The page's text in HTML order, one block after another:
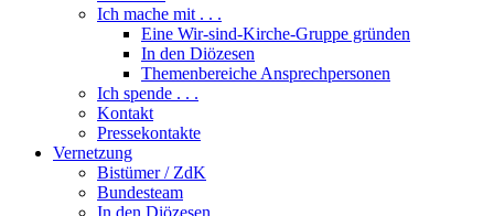
Ich mache mit . . .
Eine Wir-sind-Kirche-Gruppe gründen
In den Diözesen
Themenbereiche Ansprechpersonen
Ich spende . . .
Kontakt
Pressekontakte
Vernetzung
Bistümer / ZdK
Bundesteam
In den Diözesen